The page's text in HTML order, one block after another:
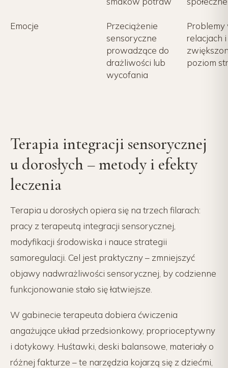
Emocje
Przeciążenie
sensoryczne
prowadzące do
drażliwości lub
wycofania
Problemy
relacjach i
poziom
Terapia integracji sensorycznej
u dorosłych – metody i efekty
leczenia
Terapia u dorosłych opiera się na trzech filarach:
pracy z terapeutą integracji sensorycznej,
modyfikacji środowiska i nauce strategii
samoregulacji. Cel jest praktyczny – zmniejszyć
objawy nadwrażliwości sensorycznej, by codzienne
funkcjonowanie stało się łatwiejsze.
W gabinecie terapeuta dobiera ćwiczenia
angażujące układ przedsionkowy, proprioceptywny
i dotykowy. Huśtawki, deski balansowe, materiały o
różnej fakturze – te narzędzia kojarzą się z dziećmi,